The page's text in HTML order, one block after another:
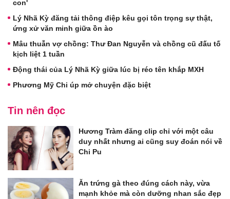
con'
Lý Nhã Kỳ đăng tải thông điệp kêu gọi tôn trọng sự thật,
ứng xử văn minh giữa ồn ào
Mâu thuẫn vợ chồng: Thư Đan Nguyễn và chồng cũ đấu tố
kịch liệt 1 tuần
Động thái của Lý Nhã Kỳ giữa lúc bị réo tên khắp MXH
Phương Mỹ Chi úp mở chuyện đặc biệt
Tin nên đọc
Hương Tràm đăng clip chỉ với một câu
duy nhất nhưng ai cũng suy đoán nói về
Chi Pu
Ăn trứng gà theo đúng cách này, vừa
mạnh khỏe mà còn dưỡng nhan sắc đẹp